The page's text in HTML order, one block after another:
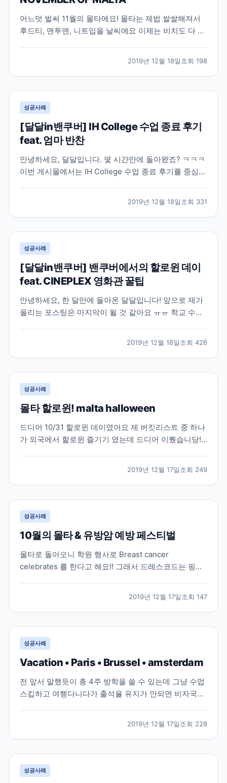
어느덧 벌써 11월의 몰타에요! 몰타는 제법 쌀쌀해져서
후드티, 맨투맨, 니트입을 날씨에요 이제는 비치도 다 조
겨울이 되다 보니 브라질 이쪽 애들이 많이 들어오더라
구요! 프랑스애들도 많아졌어요 전보다! 저는 오후반으
로...
2019년 12월 18일조회 198
성공사례
[달달in밴쿠버] IH College 수업 종료 후기
feat. 엄마 반찬
안녕하세요, 달달입니다. 몇 시간만에 돌아왔죠? ㅋㅋㅋ
이번 게시물에서는 IH College 수업 종료 후기를 중심으
서 말로만 솔직히 풀어 보겠습니다..! 일단 저는 길지 않
은 시간 동안 외국 생활을 경험하고 일도...
2019년 12월 18일조회 331
성공사례
[달달in밴쿠버] 밴쿠버에서의 할로윈 데이
feat. CINEPLEX 영화관 꿀팁
안녕하세요, 한 달만에 돌아온 달달입니다! 앞으로 제가
올리는 포스팅은 마지막이 될 것 같아요 ㅠㅠ 학교 수업
생활을 올려 보겠습니다! 벌써 할로윈데이가 지난지 한
달이 넘었는데 이제서야 올리네요 ㅠㅠ 다른 컬리지들
도...
2019년 12월 18일조회 426
성공사례
몰타 할로윈! malta halloween
드디어 10/31 할로윈 데이였어요 제 버킷리스트 중 하나
가 외국에서 할로윈 즐기기 였는데 드디어 이뤘습니당!!!
해왔어요 다들 너무 잘 준비해오지 않았나요?! 특히 선생
님들이 대박이었어요 원더우먼, 좀비, 도...
2019년 12월 17일조회 249
성공사례
10월의 몰타 & 유방암 예방 페스티벌
몰타로 돌아오니 학원 행사로 Breast cancer
celebrates 를 한다고 해요!! 그래서 드레스코드는 핑크!
남색티입은 도XX 얼굴과 표정이 저렇죠? 혼자 영화찍는
중인것 같아요! 핑크리본도 옷에 달고 핑크...
2019년 12월 17일조회 147
성공사례
Vacation • Paris • Brussel • amsterdam
전 앞서 말했듯이 총 4주 방학을 쓸 수 있는데 그냥 수업
스킵하고 여행다니다가 출석율 유지가 안되면 비자국에
하지않으면 연장없이 졸업할 수 있어요! 방학은 쓰기 일
주일전에 꼭 스쿨오피스에 말해야해요 이번엔 남...
2019년 12월 17일조회 228
성공사례